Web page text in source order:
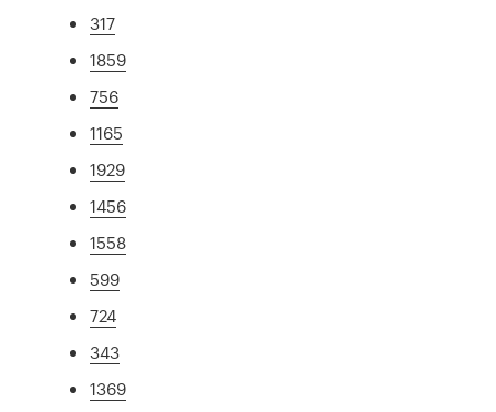
317
1859
756
1165
1929
1456
1558
599
724
343
1369